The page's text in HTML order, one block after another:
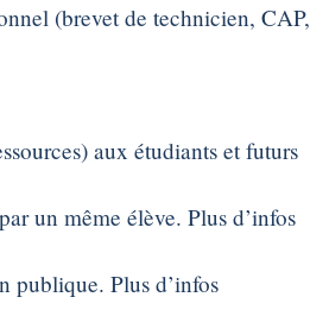
(brevet de technicien, CAP,
aux étudiants et futurs
un même élève. Plus d’infos
publique. Plus d’infos